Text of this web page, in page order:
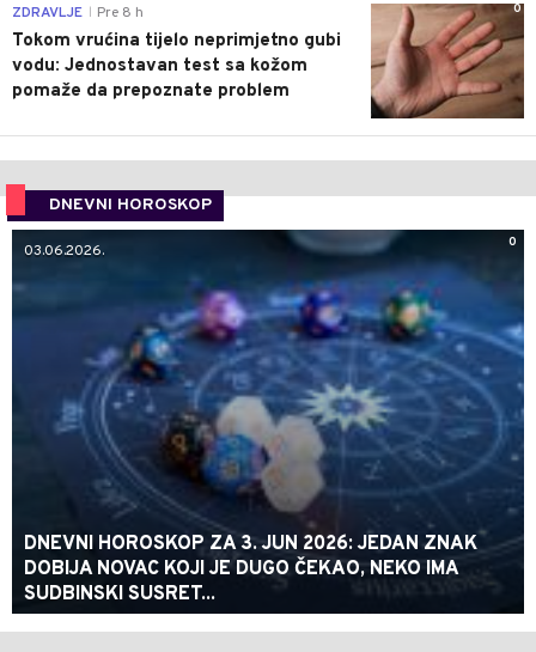
0
ZDRAVLJE Pre 8 h
Tokom vrućina tijelo neprimjetno gubi
vodu: Jednostavan test sa kožom
pomaže da prepoznate problem
DNEVNI HOROSKOP
0
03.06.2026.
DNEVNI HOROSKOP ZA 3. JUN 2026: JEDAN ZNAK
DOBIJA NOVAC KOJI JE DUGO ČEKAO, NEKO IMA
SUDBINSKI SUSRET...